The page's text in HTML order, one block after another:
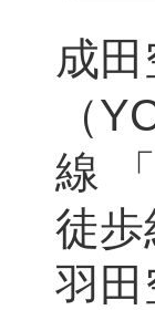
成
（
線
徒歩
羽